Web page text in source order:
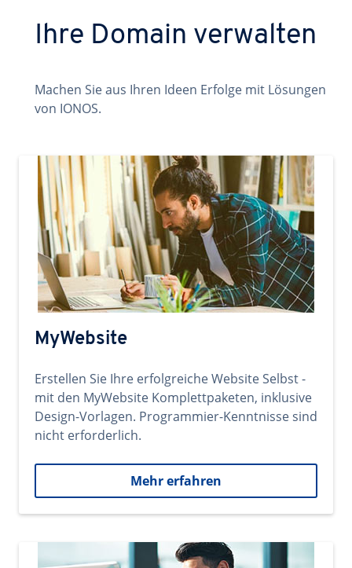
Ihre Domain verwalten
Machen Sie aus Ihren Ideen Erfolge mit Lösungen
von IONOS.
MyWebsite
Erstellen Sie Ihre erfolgreiche Website Selbst -
mit den MyWebsite Komplettpaketen, inklusive
Design-Vorlagen. Programmier-Kenntnisse sind
nicht erforderlich.
Mehr erfahren